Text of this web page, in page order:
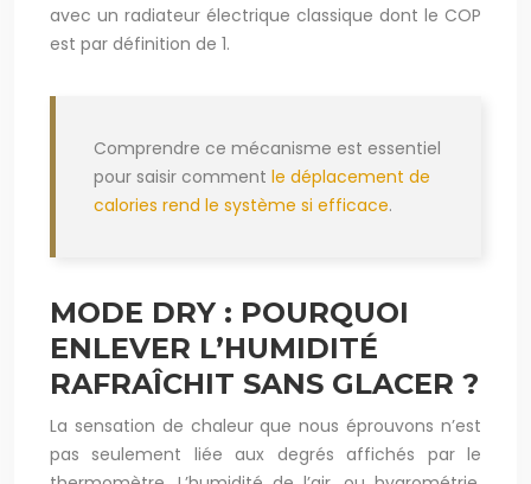
avec un radiateur électrique classique dont le COP
est par définition de 1.
Comprendre ce mécanisme est essentiel
pour saisir comment le déplacement de
calories rend le système si efficace.
MODE DRY : POURQUOI
ENLEVER L’HUMIDITÉ
RAFRAÎCHIT SANS GLACER ?
La sensation de chaleur que nous éprouvons n’est
pas seulement liée aux degrés affichés par le